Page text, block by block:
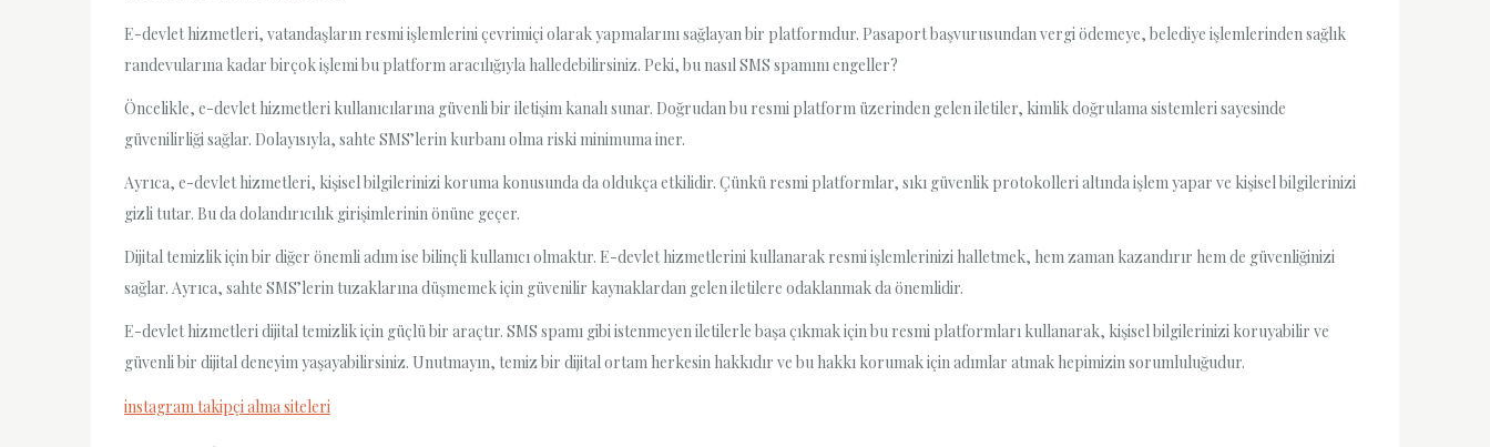
E-devlet hizmetleri, vatandaşların resmi işlemlerini çevrimiçi olarak yapmalarını sağlayan bir platformdur. Pasaport başvurusundan vergi ödemeye, belediye işlemlerinden sağlık
randevularına kadar birçok işlemi bu platform aracılığıyla halledebilirsiniz. Peki, bu nasıl SMS spamını engeller?
Öncelikle, e-devlet hizmetleri kullanıcılarına güvenli bir iletişim kanalı sunar. Doğrudan bu resmi platform üzerinden gelen iletiler, kimlik doğrulama sistemleri sayesinde
güvenilirliği sağlar. Dolayısıyla, sahte SMS’lerin kurbanı olma riski minimuma iner.
Ayrıca, e-devlet hizmetleri, kişisel bilgilerinizi koruma konusunda da oldukça etkilidir. Çünkü resmi platformlar, sıkı güvenlik protokolleri altında işlem yapar ve kişisel bilgilerinizi
gizli tutar. Bu da dolandırıcılık girişimlerinin önüne geçer.
Dijital temizlik için bir diğer önemli adım ise bilinçli kullanıcı olmaktır. E-devlet hizmetlerini kullanarak resmi işlemlerinizi halletmek, hem zaman kazandırır hem de güvenliğinizi
sağlar. Ayrıca, sahte SMS’lerin tuzaklarına düşmemek için güvenilir kaynaklardan gelen iletilere odaklanmak da önemlidir.
E-devlet hizmetleri dijital temizlik için güçlü bir araçtır. SMS spamı gibi istenmeyen iletilerle başa çıkmak için bu resmi platformları kullanarak, kişisel bilgilerinizi koruyabilir ve
güvenli bir dijital deneyim yaşayabilirsiniz. Unutmayın, temiz bir dijital ortam herkesin hakkıdır ve bu hakkı korumak için adımlar atmak hepimizin sorumluluğudur.
instagram takipçi alma siteleri